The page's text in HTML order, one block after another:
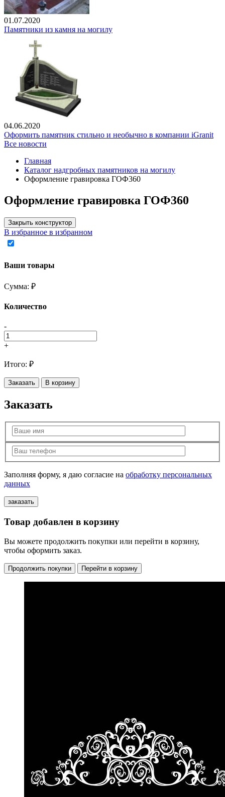
01.07.2020
Памятники из камня на могилу
04.06.2020
Оформить памятник стильно и необычно в компании iGranit
Все новости
Главная
Каталог надгробных памятников на могилу
Оформление гравировка ГОФ360
Оформление гравировка ГОФ360
Закрыть конструктор
В избранное в избранном
Ваши товары
Сумма: ₽
Количество
-
+
Итого: ₽
Заказать В корзину
Заказать
Заполняя форму, я даю согласие на обработку персональных
данных
Товар добавлен в корзину
Вы можете продолжить покупки или перейти в корзину,
чтобы оформить заказ.
Продолжить покупки Перейти в корзину